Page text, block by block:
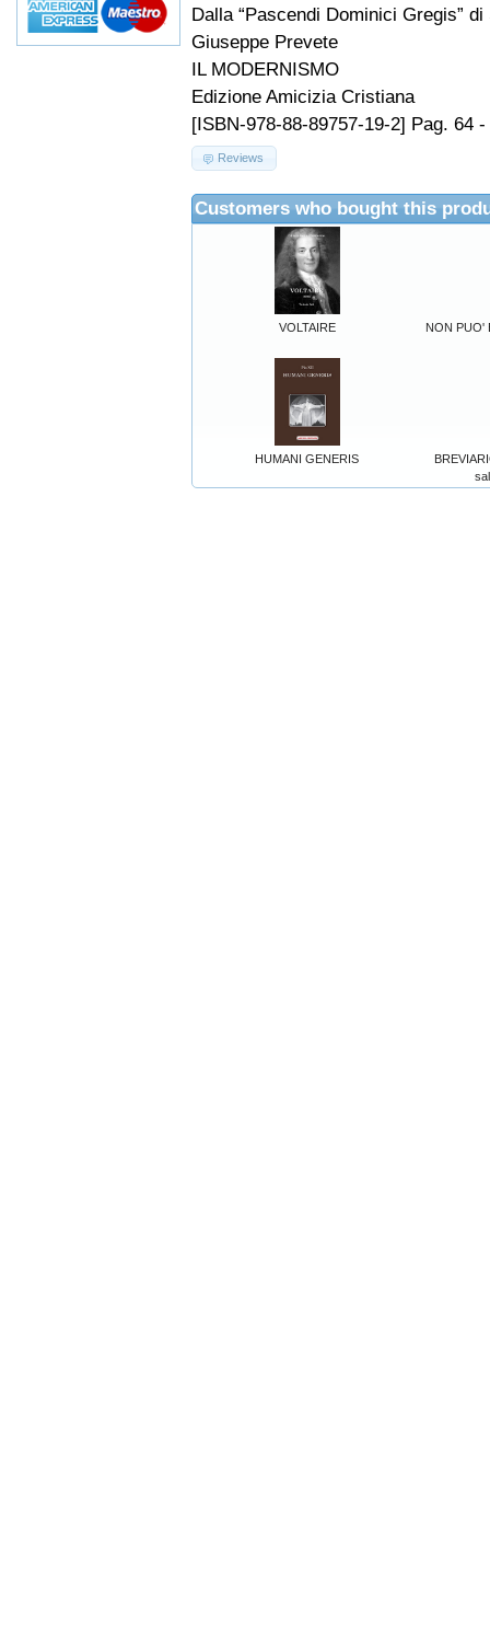
Dalla “Pascendi Dominici Gregis”
Giuseppe Prevete
IL MODERNISMO
Edizione Amicizia Cristiana
[ISBN-978-88-89757-19-2] Pag. 64
Reviews
Customers who bought this
VOLTAIRE NON PUO'
HUMANI GENERIS